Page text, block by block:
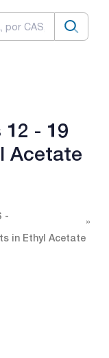
- 19
Acetate
-
in Ethyl Acetate